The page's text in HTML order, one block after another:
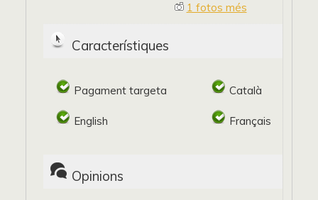
1 fotos més
Característiques
Pagament targeta Català
English Français
Opinions